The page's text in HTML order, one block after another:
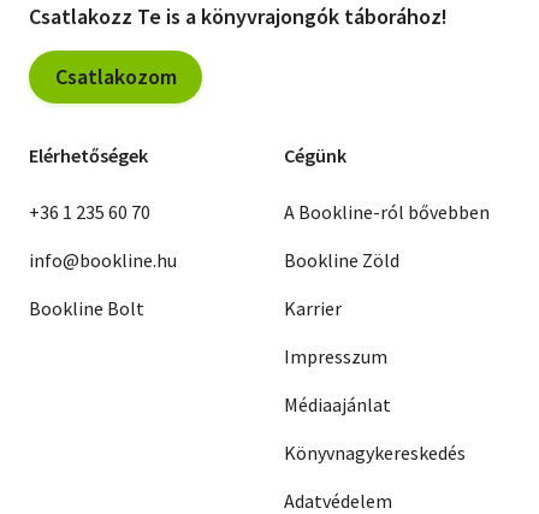
Csatlakozz Te is a könyvrajongók táborához!
Csatlakozom
Elérhetőségek
+36 1 235 60 70
info@bookline.hu
Bookline Bolt
Cégünk
A Bookline-ról bővebben
Bookline Zöld
Karrier
Impresszum
Médiaajánlat
Könyvnagykereskedés
Adatvédelem